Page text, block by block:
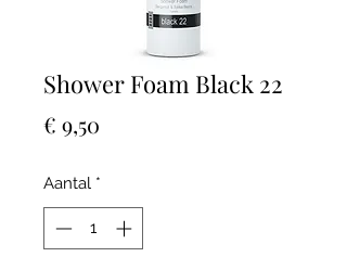
Shower Foam Black 22
€ 9,50
Aantal *